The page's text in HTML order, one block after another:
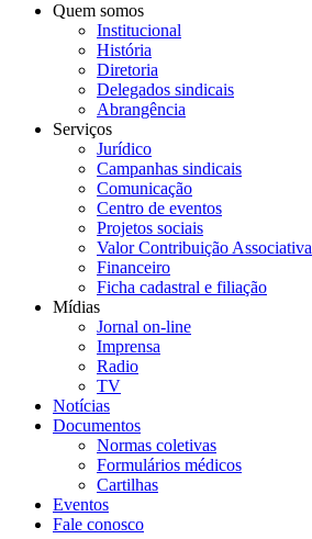
Quem somos
Institucional
História
Diretoria
Delegados sindicais
Abrangência
Serviços
Jurídico
Campanhas sindicais
Comunicação
Centro de eventos
Projetos sociais
Valor Contribuição Associativa
Financeiro
Ficha cadastral e filiação
Mídias
Jornal on-line
Imprensa
Radio
TV
Notícias
Documentos
Normas coletivas
Formulários médicos
Cartilhas
Eventos
Fale conosco